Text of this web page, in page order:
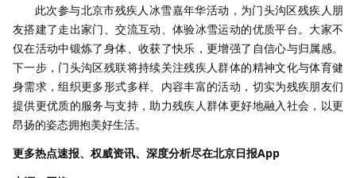
此次参与北京市残疾人冰雪嘉年华活动，为门头沟区残疾人朋
友搭建了走出家门、交流互动、体验冰雪运动的优质平台。大家不
仅在活动中锻炼了身体、收获了快乐，更增强了自信心与归属感。
下一步，门头沟区残联将持续关注残疾人群体的精神文化与体育健
身需求，组织更多形式多样、内容丰富的活动，切实为残疾朋友们
提供更优质的服务与支持，助力残疾人群体更好地融入社会，以更
昂扬的姿态拥抱美好生活。
更多热点速报、权威资讯、深度分析尽在北京日报App